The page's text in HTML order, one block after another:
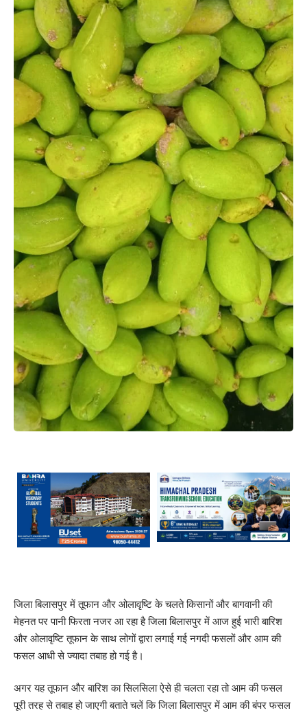
जिला बिलासपुर में तूफान और ओलावृष्टि के चलते किसानों और बागवानी की
मेहनत पर पानी फिरता नजर आ रहा है जिला बिलासपुर में आज हुई भारी बारिश
और ओलावृष्टि तूफान के साथ लोगों द्वारा लगाई गई नगदी फसलों और आम की
फसल आधी से ज्यादा तबाह हो गई है।
अगर यह तूफान और बारिश का सिलसिला ऐसे ही चलता रहा तो आम की फसल
पूरी तरह से तबाह हो जाएगी बताते चलें कि जिला बिलासपुर में आम की बंपर फसल